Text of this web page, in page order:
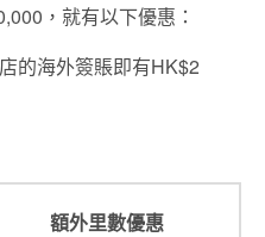
，就有以下優惠：
的海外簽賬即有HK$2
額外里數優惠